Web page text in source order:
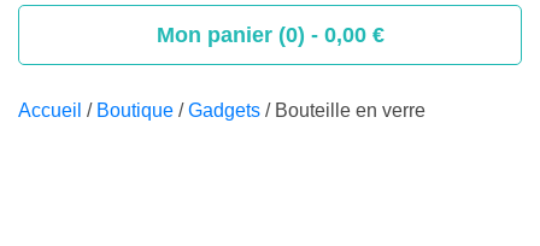
Mon panier (0) - 0,00 €
Accueil / Boutique /Gadgets / Bouteille en verre